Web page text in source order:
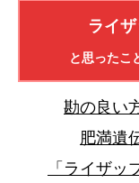
ライ
と思ったこ
勘の良い
肥満遺
「ライザッ